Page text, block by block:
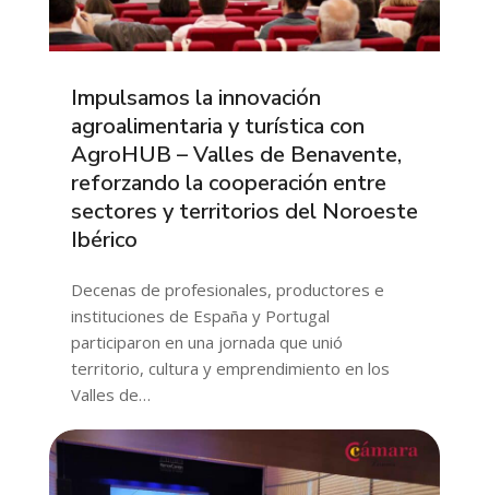
Impulsamos la innovación
agroalimentaria y turística con
AgroHUB – Valles de Benavente,
reforzando la cooperación entre
sectores y territorios del Noroeste
Ibérico
Decenas de profesionales, productores e
instituciones de España y Portugal
participaron en una jornada que unió
territorio, cultura y emprendimiento en los
Valles de…